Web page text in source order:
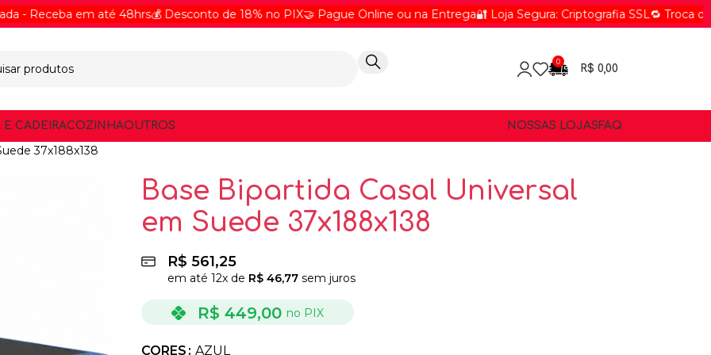
em até 48hrs💰 Desconto de 18% no PIX🤝 Pague Online ou na Entrega 🔐 Loja Segura: Criptografia SSL🔁 Troca ou
0
R$ 0,00
E CADEIRACOZINHAOUTROS NOSSAS LOJAS FAQ
37x188x138
Base Bipartida Casal Universal
em Suede 37x188x138
R$ 561,25
em até 12x de R$46,77sem juros
R$ 449,00 no PIX
CORES AZUL